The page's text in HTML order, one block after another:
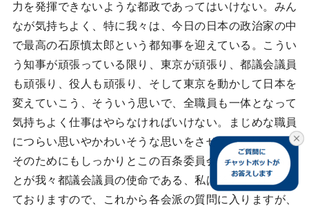
力を発揮できないような都政であってはいけない。みん
なが気持ちよく、特に我々は、今日の日本の政治家の中
で最高の石原慎太郎という都知事を迎えている。こうい
う知事が頑張っている限り、東京が頑張り、都議会議員
も頑張り、役人も頑張り、そして東京を動かして日本を
変えていこう、そういう思いで、全職員も一体となって
気持ちよく仕事はやらなければいけない。まじめな職員
につらい思いやかわいそうな思いをさせてはいけない。
そのためにもしっかりとこの百条委員会で究明をするこ
とが我々都議会議員の使命である、私はそのように考え
ておりますので、これから各会派の質問に入りますが、